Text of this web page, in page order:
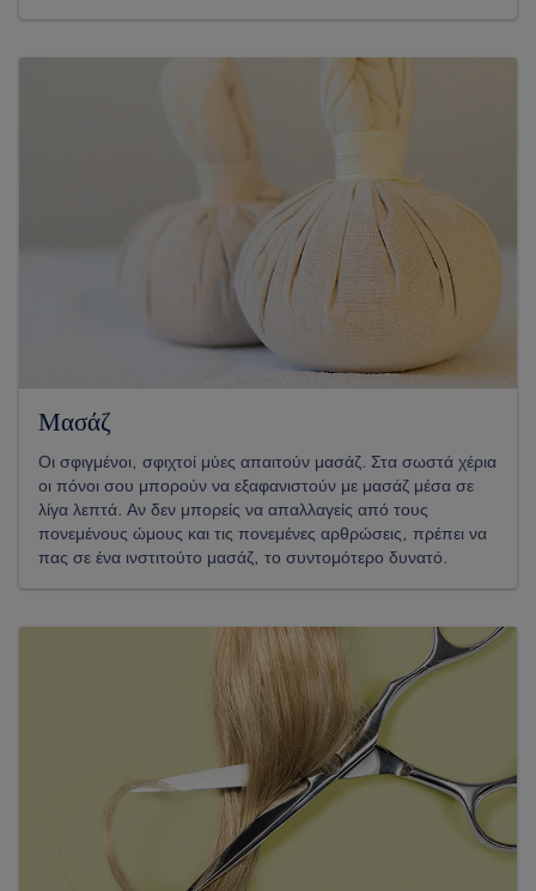
Μασάζ
Οι σφιγμένοι, σφιχτοί μύες απαιτούν μασάζ. Στα σωστά χέρια
οι πόνοι σου μπορούν να εξαφανιστούν με μασάζ μέσα σε
λίγα λεπτά. Αν δεν μπορείς να απαλλαγείς από τους
πονεμένους ώμους και τις πονεμένες αρθρώσεις, πρέπει να
πας σε ένα ινστιτούτο μασάζ, το συντομότερο δυνατό.